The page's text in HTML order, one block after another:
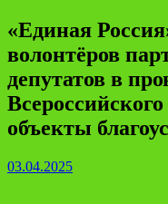
«Единая
волонтёров
депутатов в
объекты
03.04.2025